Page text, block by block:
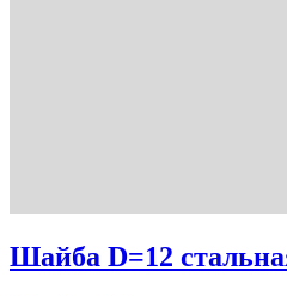
Шайба D=12